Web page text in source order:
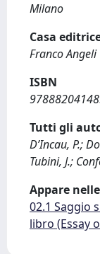
Milano
Casa
Franco Angeli
ISBN
Tutti gli
D’Incau, P.;
Tubini, J.;
Appare
02.1 Saggio
libro (Essay